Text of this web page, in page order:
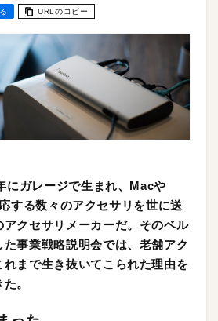
URLのコピー
にガレージで生まれ、Macや
する数々のアクセサリを世に送
アクセサリメーカーだ。そのベル
事業戦略説明会では、老舗アク
れまで生き抜いてこられた理由を
。